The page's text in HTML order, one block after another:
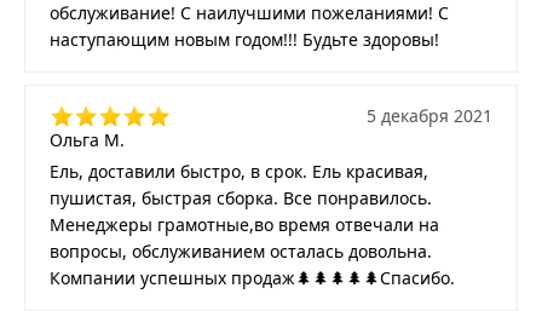
обслуживание! С наилучшими пожеланиями! С
наступающим новым годом!!! Будьте здоровы!
Ольга М.
5 декабря 2021
Ель, доставили быстро, в срок. Ель красивая,
пушистая, быстрая сборка. Все понравилось.
Менеджеры грамотные,во время отвечали на
вопросы, обслуживанием осталась довольна.
Компании успешных продаж🌲🌲🌲🌲🌲Спасибо.